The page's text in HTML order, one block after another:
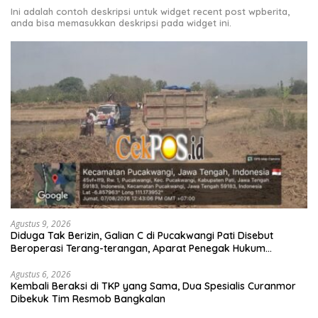
Ini adalah contoh deskripsi untuk widget recent post wpberita,
anda bisa memasukkan deskripsi pada widget ini.
Agustus 9, 2026
Diduga Tak Berizin, Galian C di Pucakwangi Pati Disebut
Beroperasi Terang-terangan, Aparat Penegak Hukum
Agustus 6, 2026
Kembali Beraksi di TKP yang Sama, Dua Spesialis Curanmor
Dibekuk Tim Resmob Bangkalan